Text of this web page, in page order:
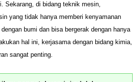
Sekarang, di bidang teknik mesin,
yang tidak hanya memberi kenyamanan
bumi dan bisa bergerak dengan hanya
hal ini, kerjasama dengan bidang kimia,
sangat penting.